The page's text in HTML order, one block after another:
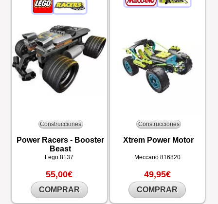
Construcciones
Power Racers - Booster
Beast
Lego8137
55,00€
COMPRAR
Construcciones
Xtrem Power Motor
Meccano 816820
49,95€
COMPRAR